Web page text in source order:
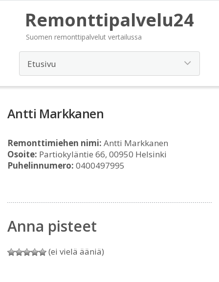
Remonttipalvelu24
Suomen remonttipalvelut vertailussa
Antti Markkanen
Remonttimiehen nimi: Antti Markkanen
Osoite: Partiokyläntie 66, 00950 Helsinki
Puhelinnumero: 0400497995
Anna pisteet
(ei vielä ääniä)